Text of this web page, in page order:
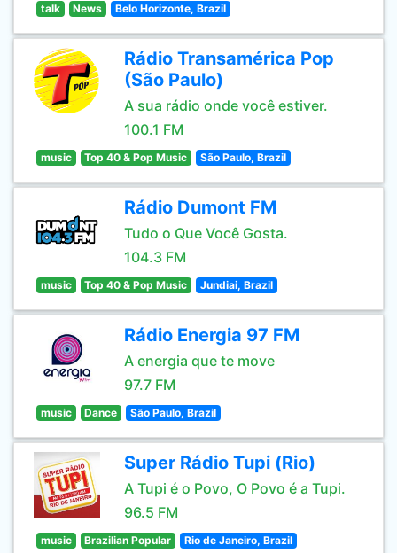
talk News Belo Horizonte, Brazil
Rádio Transamérica Pop
(São Paulo)
A sua rádio onde você estiver.
100.1 FM
music Top 40 & Pop Music São Paulo, Brazil
Rádio Dumont FM
Tudo o Que Você Gosta.
104.3 FM
music Top 40 & Pop Music Jundiai, Brazil
Rádio Energia 97 FM
A energia que te move
97.7 FM
music Dance São Paulo, Brazil
Super Rádio Tupi (Rio)
A Tupi é o Povo, O Povo é a Tupi.
96.5 FM
music Brazilian Popular Rio de Janeiro, Brazil